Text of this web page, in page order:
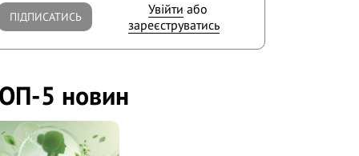
ПІДПИСАТИСЬ Увійти або
зареєструватись
5 новин